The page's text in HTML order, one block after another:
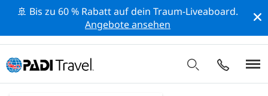
🚢 Bis zu 60 % Rabatt auf dein Traum-Liveaboard.
Angebote ansehen